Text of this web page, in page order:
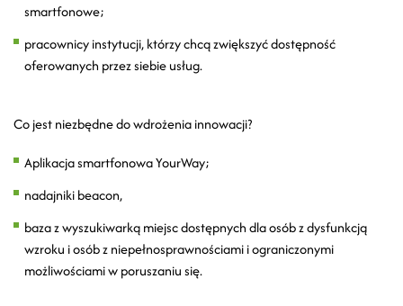
smartfonowe;
pracownicy instytucji, którzy chcą zwiększyć dostępność
oferowanych przez siebie usług.
Co jest niezbędne do wdrożenia innowacji?
Aplikacja smartfonowa YourWay;
nadajniki beacon,
baza z wyszukiwarką miejsc dostępnych dla osób z dysfunkcją
wzroku i osób z niepełnosprawnościami i ograniczonymi
możliwościami w poruszaniu się.